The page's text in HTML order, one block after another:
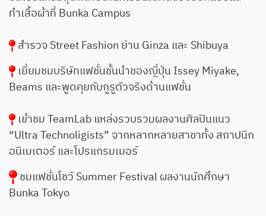
ทำเสื้อผ้าที่ Bunka Campus
สำรวจ Street Fashion ย่าน Ginza และ Shibuya
เยี่ยมชมบริษัทแฟชั่นชั้นนำของญี่ปุ่น Issey Miyake,
Beams และพูดคุยกับกูรูตัวจริงด้านแฟชั่น
เข้าชม TeamLab แหล่งรวบรวมผลงานศิลปินแนว
“Ultra Technoligists” จากหลากหลายสาขาทั้ง สถาปนิก
อนิเมเตอร์ และโปรแกรมเมอร์
ชมแฟชั่นโชว์ Summer Festival ผลงานนักศึกษา
Bunka Tokyo